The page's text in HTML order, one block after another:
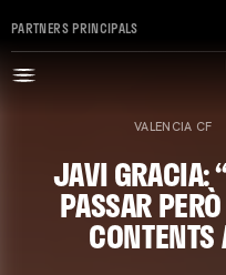
PARTNERS PRINCIPALS
VALENCIA CF
JAVI GRACIA:
PASSAR